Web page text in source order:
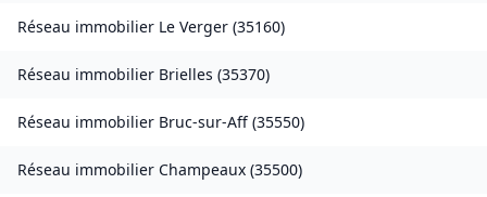
Réseau immobilier Le Verger (35160)
Réseau immobilier Brielles (35370)
Réseau immobilier Bruc-sur-Aff (35550)
Réseau immobilier Champeaux (35500)